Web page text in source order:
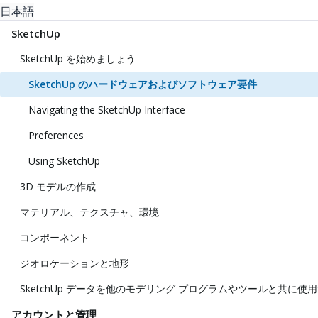
日本語
SketchUp
SketchUp を始めましょう
SketchUp のハードウェアおよびソフトウェア要件
Navigating the SketchUp Interface
Preferences
Using SketchUp
3D モデルの作成
マテリアル、テクスチャ、環境
コンポーネント
ジオロケーションと地形
SketchUp データを他のモデリング プログラムやツールと共に使
アカウントと管理